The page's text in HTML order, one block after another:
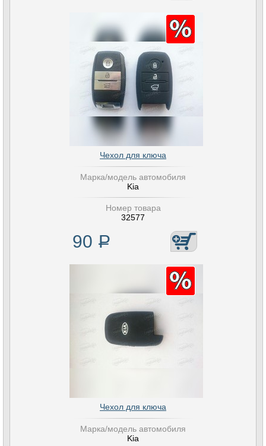
Чехол для ключа
Марка/модель автомобиля
Kia
Номер товара
32577
90 Р
Чехол для ключа
Марка/модель автомобиля
Kia